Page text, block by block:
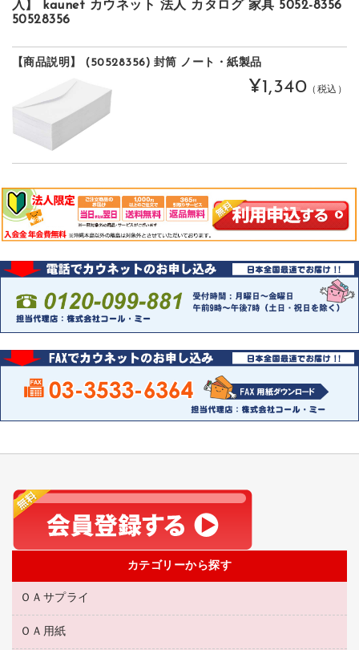
入】 kaunet カウネット 法人 カタログ 家具 5052-8356
50528356
【商品説明】 (50528356) 封筒 ノート・紙製品
¥1,340 （税込）
カテゴリーから探す
ＯＡサプライ
互換インクカートリッジ
ＯＡ用紙